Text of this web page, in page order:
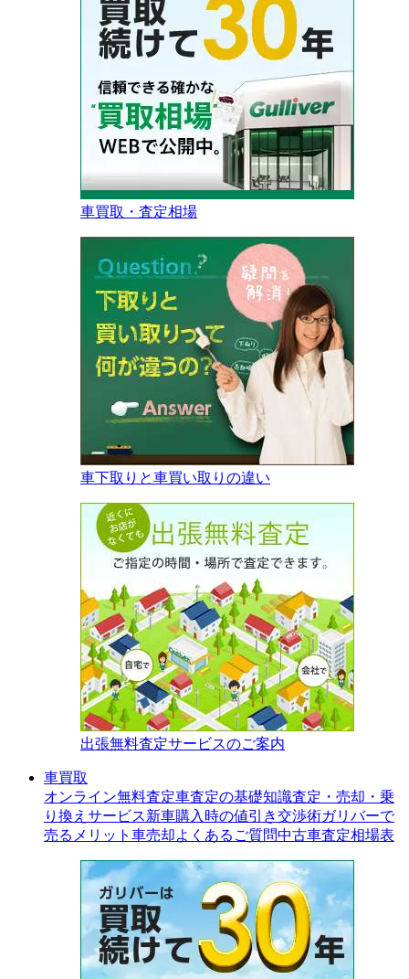
車買取・査定相場
車下取りと車買い取りの違い
出張無料査定サービスのご案内
車買取
オンライン無料査定車査定の基礎知識査定・売却・乗
り換えサービス新車購入時の値引き交渉術ガリバーで
売るメリット 車売却よくあるご質問中古車査定相場表